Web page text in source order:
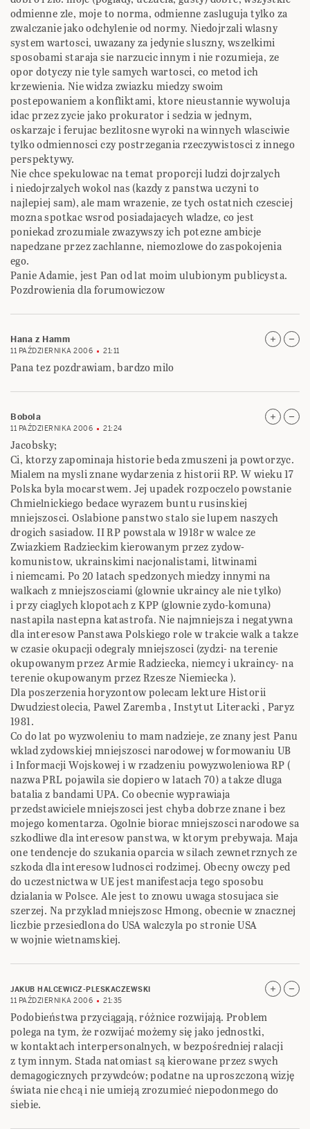
odmienne zle, moje to norma, odmienne zasluguja tylko za
zwalczanie jako odchylenie od normy. Niedojrzali wlasny
system wartosci, uwazany za jedynie sluszny, wszelkimi
sposobami staraja sie narzucic innym i nie rozumieja, ze
opor dotyczy nie tyle samych wartosci, co metod ich
krzewienia. Nie widza zwiazku miedzy swoim
postepowaniem a konfliktami, ktore nieustannie wywoluja
idac przez zycie jako prokurator i sedzia w jednym,
oskarzajc i ferujac bezlitosne wyroki na winnych wlasciwie
tylko odmiennosci czy postrzegania rzeczywistosci z innego
perspektywy.
Nie chce spekulowac na temat proporcji ludzi dojrzalych
i niedojrzalych wokol nas (kazdy z panstwa uczyni to
najlepiej sam), ale mam wrazenie, ze tych ostatnich czesciej
mozna spotkac wsrod posiadajacych wladze, co jest
poniekad zrozumiale zwazywszy ich potezne ambicje
napedzane przez zachlanne, niemozlowe do zaspokojenia
ego.
Panie Adamie, jest Pan od lat moim ulubionym publicysta.
Pozdrowienia dla forumowiczow
Hana z Hamm
11 PAŹDZIERNIKA 2006 21:11
Pana tez pozdrawiam, bardzo milo
Bobola
11 PAŹDZIERNIKA 2006 21:24
Jacobsky;
Ci, ktorzy zapominaja historie beda zmuszeni ja powtorzyc.
Mialem na mysli znane wydarzenia z historii RP. W wieku 17
Polska byla mocarstwem. Jej upadek rozpoczelo powstanie
Chmielnickiego bedace wyrazem buntu rusinskiej
mniejszosci. Oslabione panstwo stalo sie lupem naszych
drogich sasiadow. II RP powstala w 1918r w walce ze
Zwiazkiem Radzieckim kierowanym przez zydow-
komunistow, ukrainskimi nacjonalistami, litwinami
i niemcami. Po 20 latach spedzonych miedzy innymi na
walkach z mniejszosciami (glownie ukraincy ale nie tylko)
i przy ciaglych klopotach z KPP (glownie zydo-komuna)
nastapila nastepna katastrofa. Nie najmniejsza i negatywna
dla interesow Panstawa Polskiego role w trakcie walk a takze
w czasie okupacji odegraly mniejszosci (zydzi- na terenie
okupowanym przez Armie Radziecka, niemcy i ukraincy- na
terenie okupowanym przez Rzesze Niemiecka ).
Dla poszerzenia horyzontow polecam lekture Historii
Dwudziestolecia, Pawel Zaremba , Instytut Literacki , Paryz
1981.
Co do lat po wyzwoleniu to mam nadzieje, ze znany jest Panu
wklad zydowskiej mniejszosci narodowej w formowaniu UB
i Informacji Wojskowej i w rzadzeniu powyzwoleniowa RP (
nazwa PRL pojawila sie dopiero w latach 70) a takze dluga
batalia z bandami UPA. Co obecnie wyprawiaja
przedstawiciele mniejszosci jest chyba dobrze znane i bez
mojego komentarza. Ogolnie biorac mniejszosci narodowe sa
szkodliwe dla interesow panstwa, w ktorym prebywaja. Maja
one tendencje do szukania oparcia w silach zewnetrznych ze
szkoda dla interesow ludnosci rodzimej. Obecny owczy ped
do uczestnictwa w UE jest manifestacja tego sposobu
dzialania w Polsce. Ale jest to znowu uwaga stosujaca sie
szerzej. Na przyklad mniejszosc Hmong, obecnie w znacznej
liczbie przesiedlona do USA walczyla po stronie USA
w wojnie wietnamskiej.
JAKUB HALCEWICZ-PLESKACZEWSKI
11 PAŹDZIERNIKA 2006
21:35
Podobieństwa przyciągają, różnice rozwijają. Problem
polega na tym, że rozwijać możemy się jako jednostki,
w kontaktach interpersonalnych, w bezpośredniej ralacji
z tym innym. Stada natomiast są kierowane przez swych
demagogicznych przywdców; podatne na uproszczoną wizję
świata nie chcą i nie umieją zrozumieć niepodonmego do
siebie.